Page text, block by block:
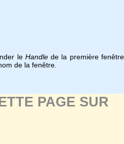
le Handlede la première fenêtre
de la fenêtre.
PAGE SUR